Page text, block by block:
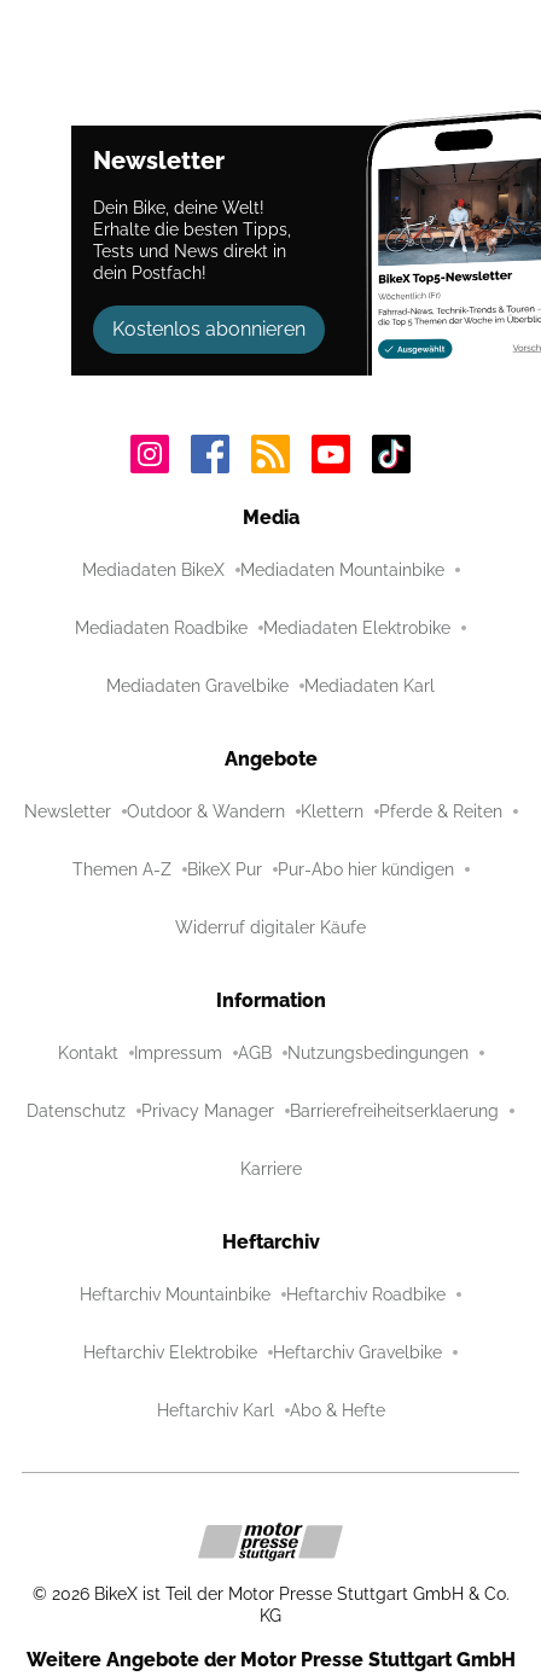
Newsletter
Dein Bike, deine Welt!
Erhalte die besten Tipps,
Tests und News direkt in
dein Postfach!
Kostenlos abonnieren
Media
Mediadaten BikeX Mediadaten Mountainbike
Mediadaten Roadbike Mediadaten Elektrobike
Mediadaten Gravelbike Mediadaten Karl
Angebote
Newsletter Outdoor & Wandern Klettern Pferde & Reiten
Themen A-Z BikeX Pur Pur-Abo hier kündigen
Widerruf digitaler Käufe
Information
Kontakt Impressum AGB Nutzungsbedingungen
Datenschutz Privacy Manager Barrierefreiheitserklaerung
Karriere
Heftarchiv
Heftarchiv Mountainbike Heftarchiv Roadbike
Heftarchiv Elektrobike Heftarchiv Gravelbike
Heftarchiv Karl Abo & Hefte
© 2026 BikeX ist Teil der Motor Presse Stuttgart GmbH & Co.
KG
Weitere Angebote der Motor Presse Stuttgart GmbH